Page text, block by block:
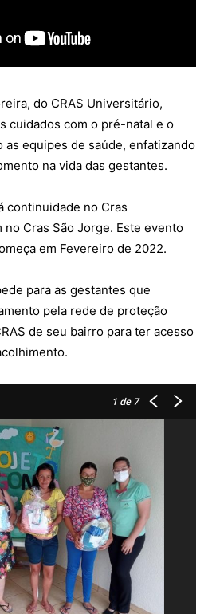
do CRAS Universitário,
cuidados com o pré-natal e o
as equipes de saúde, enfatizando
na vida das gestantes.
continuidade no Cras
Cras São Jorge. Este evento
em Fevereiro de 2022.
para as gestantes que
pela rede de proteção
de seu bairro para ter acesso
1 de 7